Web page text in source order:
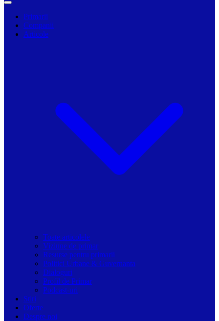
Primarii
Companii
Articole
Toate articolele
Viziune de primar
Resurse pentru primarii
Politici Urbane & Guvernanta
Dialoguri
Profil de Primar
Podcast-uri
Stiri
Oferte
Despre noi